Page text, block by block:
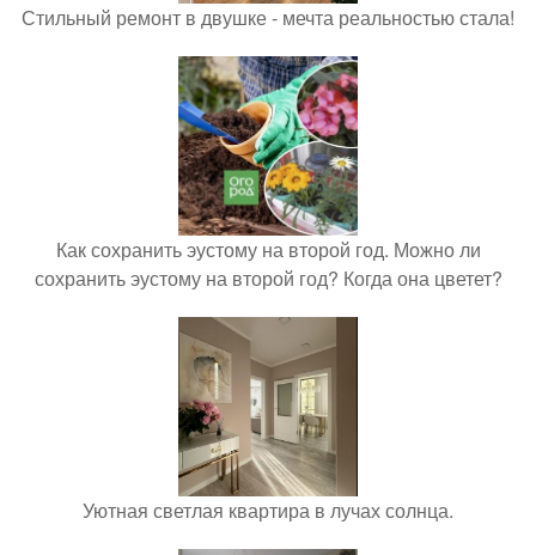
Стильный ремонт в двушке - мечта реальностью стала!
Как сохранить эустому на второй год. Можно ли
сохранить эустому на второй год? Когда она цветет?
Уютная светлая квартира в лучах солнца.